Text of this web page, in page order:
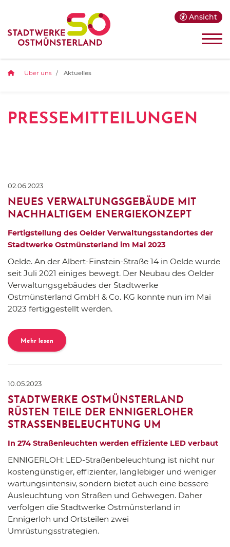
Ansicht
Über uns Aktuelles
PRESSEMITTEILUNGEN
02.06.2023
NEUES VERWALTUNGSGEBÄUDE MIT
NACHHALTIGEM ENERGIEKONZEPT
Fertigstellung des Oelder Verwaltungsstandortes der
Stadtwerke Ostmünsterland im Mai 2023
Oelde. An der Albert-Einstein-Straße 14 in Oelde wurde
seit Juli 2021 einiges bewegt. Der Neubau des Oelder
Verwaltungsgebäudes der Stadtwerke
Ostmünsterland GmbH & Co. KG konnte nun im Mai
2023 fertiggestellt werden.
Mehr lesen
10.05.2023
STADTWERKE OSTMÜNSTERLAND
RÜSTEN TEILE DER ENNIGERLOHER
STRASSENBELEUCHTUNG UM
In 274 Straßenleuchten werden effiziente LED verbaut
ENNIGERLOH: LED-Straßenbeleuchtung ist nicht nur
kostengünstiger, effizienter, langlebiger und weniger
wartungsintensiv, sondern bietet auch eine bessere
Ausleuchtung von Straßen und Gehwegen. Daher
verfolgen die Stadtwerke Ostmünsterland in
Ennigerloh und Ortsteilen zwei
Umrüstungsstrategien.